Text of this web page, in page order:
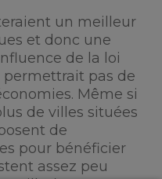
un meilleur
et donc une
de la loi
pas de
Même si
de villes situées
de
pour bénéficier
assez peu